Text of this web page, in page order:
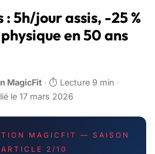
: 5h/jour assis, -25 %
en 50 ans
MagicFit · ⏱️ Lecture 9 min ·
le 17 mars 2026
MAGICFIT — SAISON
2/10